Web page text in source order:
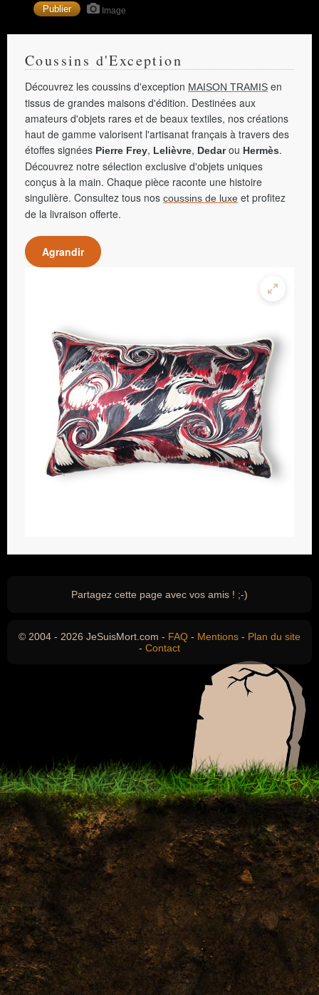
Image
Coussins d'Exception
Découvrez les coussins d'exception MAISON TRAMIS en
tissus de grandes maisons d'édition. Destinées aux
amateurs d'objets rares et de beaux textiles, nos créations
haut de gamme valorisent l'artisanat français à travers des
étoffes signées Pierre Frey, Lelièvre, Dedarou Hermès.
Découvrez notre sélection exclusive d'objets uniques
conçus à la main. Chaque pièce raconte une histoire
singulière. Consultez tous nos coussins de luxe et profitez
de la livraison offerte.
Agrandir
Partagez cette page avec vos amis ! ;-)
© 2004 - 2026 JeSuisMort.com - FAQ - Mentions - Plan du site
- Contact